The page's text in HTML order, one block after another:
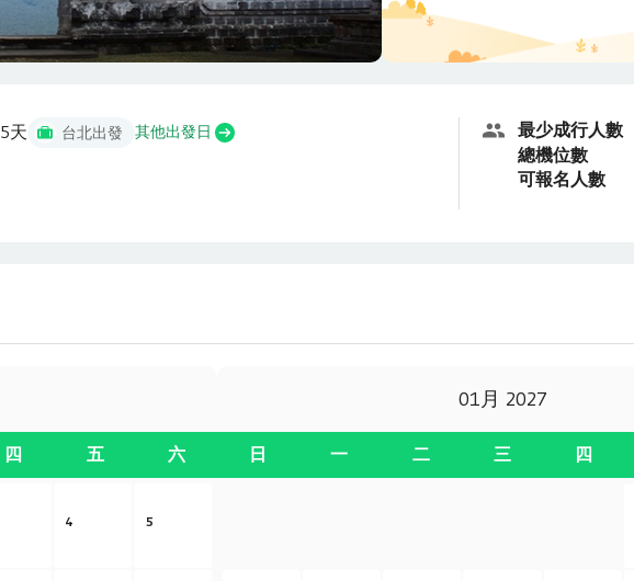
5天 台北出發 其他出發日 最少成行人數
總機位數
可報名人數
四 五 六
4 5
01月 2027
日 一 二 三 四